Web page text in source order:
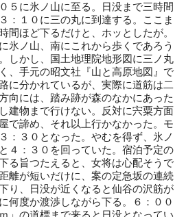
５に氷ノ山に至る。日没まで三時間
：１０に三の丸に到達する。ここま
間ほど下るだけと、ホッとしたが。
氷ノ山、南にこれから歩くであろう
しかし、国土地理院地形図に三ノ丸
、手元の昭文社『山と高原地図』で
に分かれているが、実際に道筋は二
向には、踏み跡が森のなかにあった
建物まで行けない。反対に宍粟方面
で諦め、それ以上行かなかった。モ
：３０となった。やむを得ず、氷ノ
４：３０を回っていた。宿泊予定の
る旨つたえると、女将は心配そうで
離が短いだけに、案の定急坂の連続
り、日没が近くなると仙谷の沢筋が
何度か渡渉しながら下る。６：００